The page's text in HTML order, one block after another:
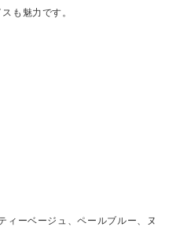
も魅力です。
ィーベージュ、ペールブルー、ヌ